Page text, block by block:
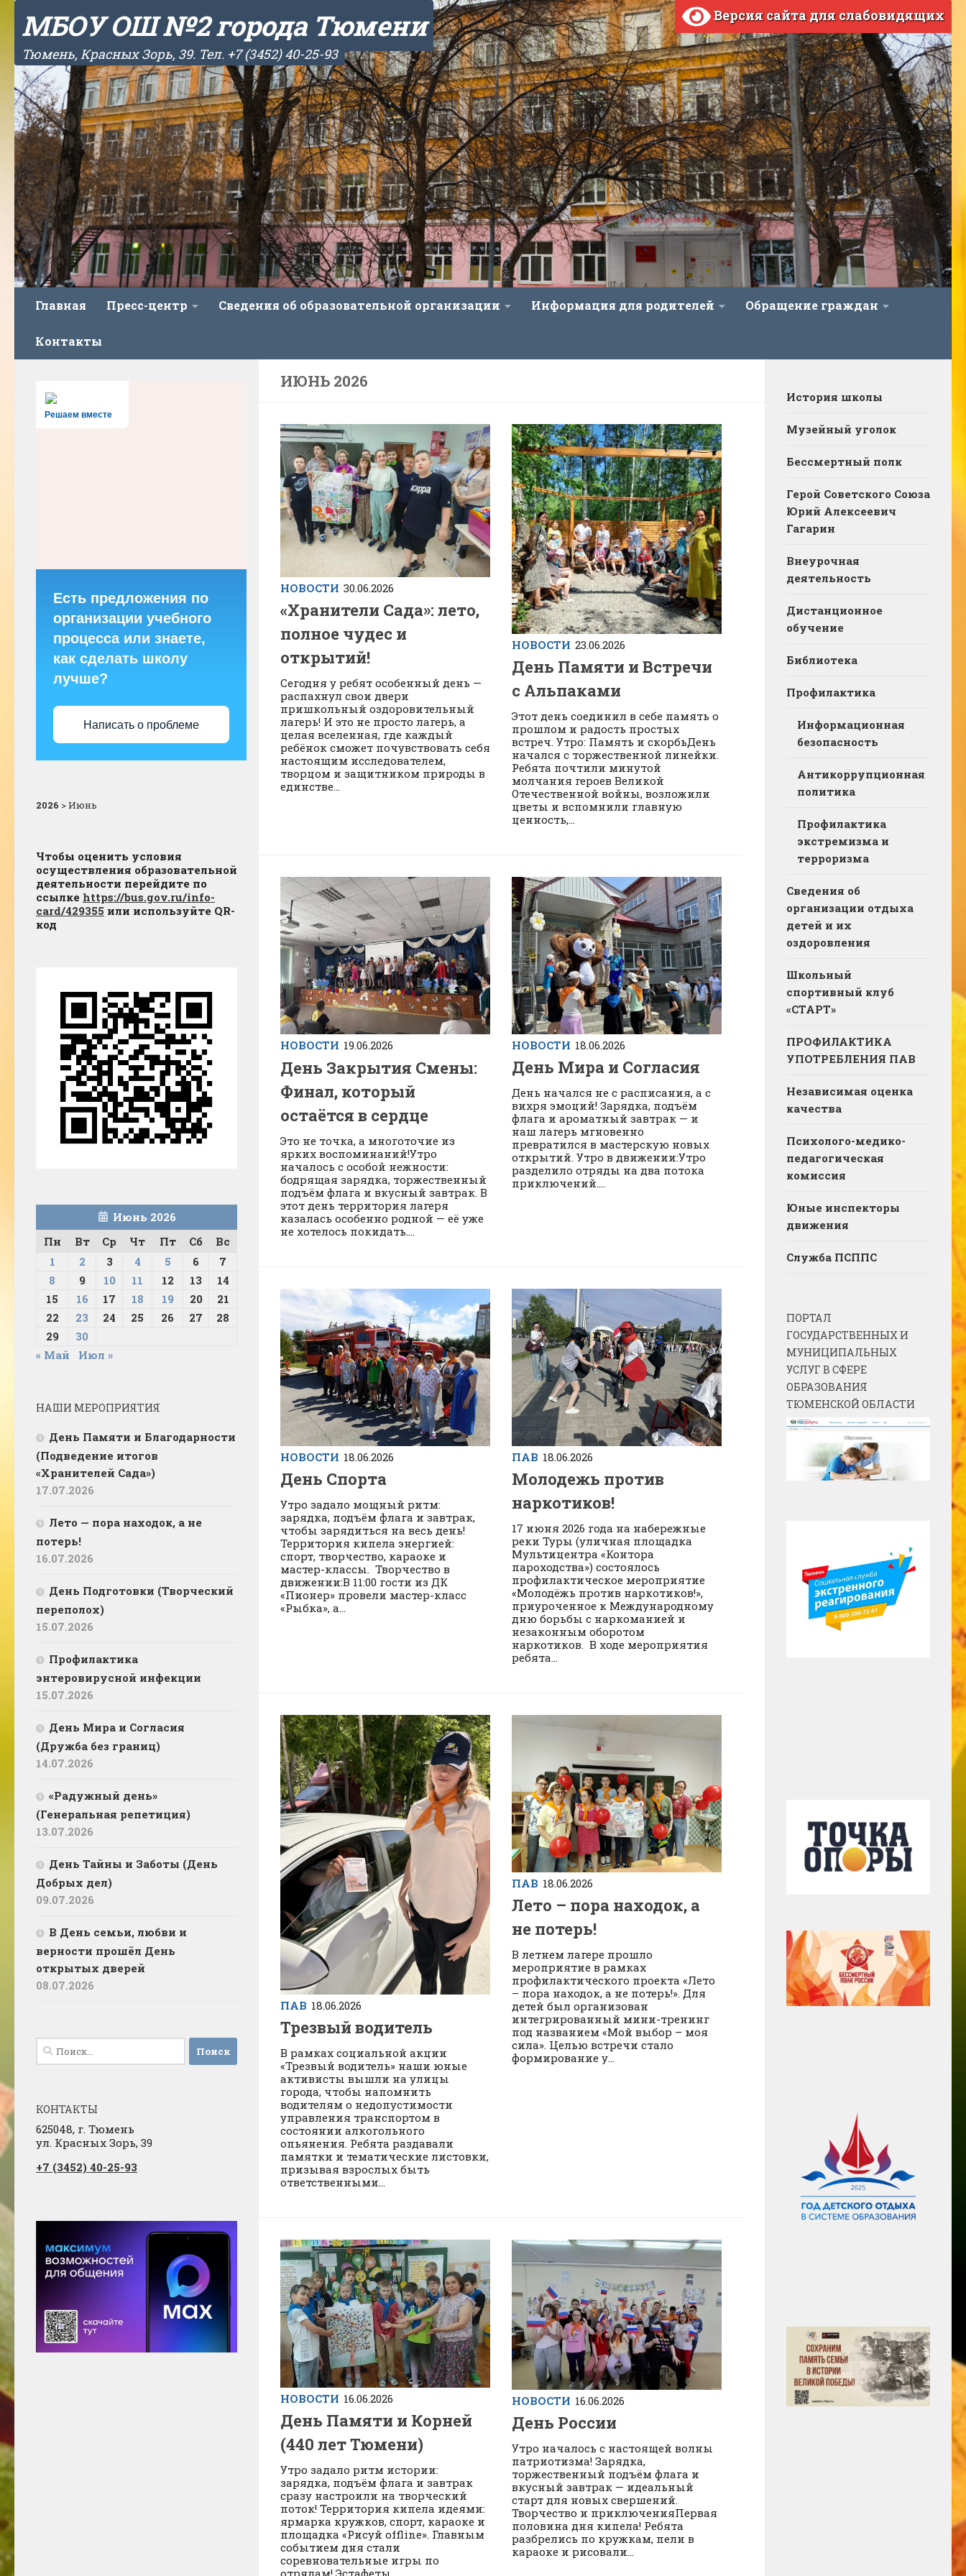
Skip to content
МБОУ ОШ №2 города Тюмени
Тюмень, Красных Зорь, 39. Тел. +7 (3452) 40-25-93
Версия сайта для слабовидящих
Главная Пресс-центр Сведения об образовательной организации Информация для родителей Обращение граждан
Контакты
ИЮНЬ 2026
НОВОСТИ 30.06.2026
«Хранители Сада»: лето,
полное чудес и
открытий!
Сегодня у ребят особенный день —
распахнул свои двери
пришкольный оздоровительный
лагерь! И это не просто лагерь, а
целая вселенная, где каждый
ребёнок сможет почувствовать себя
настоящим исследователем,
творцом и защитником природы в
единстве...
НОВОСТИ 23.06.2026
День Памяти и Встречи
с Альпаками
Этот день соединил в себе память о
прошлом и радость простых
встреч. Утро: Память и скорбьДень
начался с торжественной линейки.
Ребята почтили минутой
молчания героев Великой
Отечественной войны, возложили
цветы и вспомнили главную
ценность,...
НОВОСТИ 19.06.2026
День Закрытия Смены:
Финал, который
остаётся в сердце
Это не точка, а многоточие из
ярких воспоминаний!Утро
началось с особой нежности:
бодрящая зарядка, торжественный
подъём флага и вкусный завтрак. В
этот день территория лагеря
казалась особенно родной — её уже
не хотелось покидать....
НОВОСТИ 18.06.2026
День Мира и Согласия
День начался не с расписания, а с
вихря эмоций! Зарядка, подъём
флага и ароматный завтрак — и
наш лагерь мгновенно
превратился в мастерскую новых
открытий. Утро в движении:Утро
разделило отряды на два потока
приключений....
НОВОСТИ 18.06.2026
День Спорта
Утро задало мощный ритм:
зарядка, подъём флага и завтрак,
чтобы зарядиться на весь день!
Территория кипела энергией:
спорт, творчество, караоке и
мастер-классы. Творчество в
движении:В 11:00 гости из ДК
«Пионер» провели мастер-класс
«Рыбка», а...
ПАВ 18.06.2026
Молодежь против
наркотиков!
17 июня 2026 года на набережные
реки Туры (уличная площадка
Мультицентра «Контора
пароходства») состоялось
профилактическое мероприятие
«Молодёжь против наркотиков!»,
приуроченное к Международному
дню борьбы с наркоманией и
незаконным оборотом
наркотиков. В ходе мероприятия
ребята...
ПАВ 18.06.2026
Трезвый водитель
В рамках социальной акции
«Трезвый водитель» наши юные
активисты вышли на улицы
города, чтобы напомнить
водителям о недопустимости
управления транспортом в
состоянии алкогольного
опьянения. Ребята раздавали
памятки и тематические листовки,
призывая взрослых быть
ответственными...
ПАВ 18.06.2026
Лето – пора находок, а
не потерь!
В летнем лагере прошло
мероприятие в рамках
профилактического проекта «Лето
– пора находок, а не потерь!». Для
детей был организован
интегрированный мини-тренинг
под названием «Мой выбор – моя
сила». Целью встречи стало
формирование у...
НОВОСТИ 16.06.2026
День Памяти и Корней
(440 лет Тюмени)
Утро задало ритм истории:
зарядка, подъём флага и завтрак
сразу настроили на творческий
поток! Территория кипела идеями:
ярмарка кружков, спорт, караоке и
площадка «Рисуй offline». Главным
событием дня стали
соревновательные игры по
отрядам! Эстафеты...
НОВОСТИ 16.06.2026
День России
Утро началось с настоящей волны
патриотизма! Зарядка,
торжественный подъём флага и
вкусный завтрак — идеальный
старт для новых свершений.
Творчество и приключенияПервая
половина дня кипела! Ребята
разбрелись по кружкам, пели в
караоке и рисовали...
Решаем вместе
Есть предложения по
организации учебного
процесса или знаете,
как сделать школу
лучше?
Написать о проблеме
2026 >Июнь
Чтобы оценить условия
осуществления образовательной
деятельности перейдите по
ссылке https://bus.gov.ru/info-
card/429355 или используйте QR-
код
Июнь 2026
Пн
Вт Ср Чт Пт Сб
Вс
1
2 3 4 5 6
7
8
9 10 11 12 13
14
15
16 17 18 19 20
21
22
23 24 25 26 27
28
29
30
« Май
Июл »
НАШИ МЕРОПРИЯТИЯ
День Памяти и Благодарности
(Подведение итогов
«Хранителей Сада»)
17.07.2026
Лето — пора находок, а не
потерь!
16.07.2026
День Подготовки (Творческий
переполох)
15.07.2026
Профилактика
энтеровирусной инфекции
15.07.2026
День Мира и Согласия
(Дружба без границ)
14.07.2026
«Радужный день»
(Генеральная репетиция)
13.07.2026
День Тайны и Заботы (День
Добрых дел)
09.07.2026
В День семьи, любви и
верности прошёл День
открытых дверей
08.07.2026
Найти:
КОНТАКТЫ
625048, г. Тюмень
ул. Красных Зорь, 39
+7 (3452) 40-25-93
История школы
Музейный уголок
Бессмертный полк
Герой Советского Союза
Юрий Алексеевич
Гагарин
Внеурочная
деятельность
Дистанционное
обучение
Библиотека
Профилактика
Информационная
безопасность
Антикоррупционная
политика
Профилактика
экстремизма и
терроризма
Сведения об
организации отдыха
детей и их
оздоровления
Школьный
спортивный клуб
«СТАРТ»
ПРОФИЛАКТИКА
УПОТРЕБЛЕНИЯ ПАВ
Независимая оценка
качества
Психолого-медико-
педагогическая
комиссия
Юные инспекторы
движения
Служба ПСППС
ПОРТАЛ
ГОСУДАРСТВЕННЫХ И
МУНИЦИПАЛЬНЫХ
УСЛУГ В СФЕРЕ
ОБРАЗОВАНИЯ
ТЮМЕНСКОЙ ОБЛАСТИ